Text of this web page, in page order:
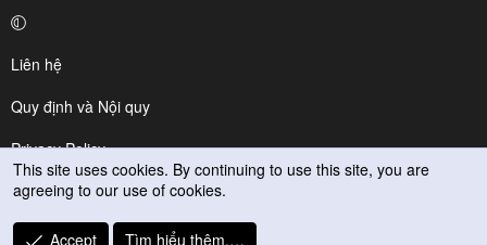
Liên hệ
Quy định và Nội quy
Privacy Policy
Trợ giúp
R
This site uses cookies. By continuing to use this site, you are
agreeing to our use of cookies.
Accept Tìm hiểu thêm.…